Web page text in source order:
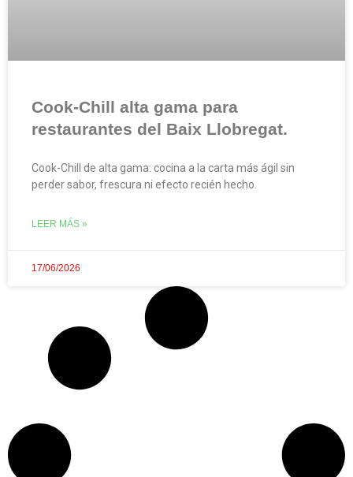
Cook-Chill alta gama para
restaurantes del Baix Llobregat.
Cook-Chill de alta gama: cocina a la carta más ágil sin
perder sabor, frescura ni efecto recién hecho.
LEER MÁS »
17/06/2026